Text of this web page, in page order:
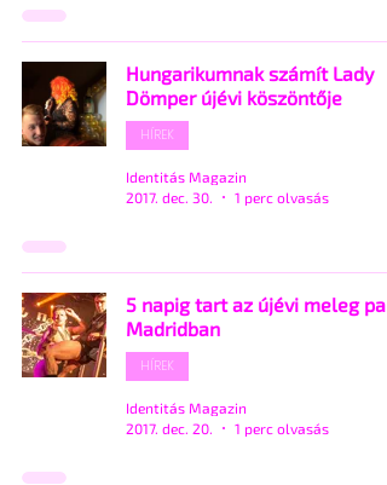
Hungarikumnak számít Lady
Dömper újévi köszöntője
HÍREK
Identitás Magazin
2017. dec. 30.
1 perc olvasás
5 napig tart az újévi meleg
Madridban
HÍREK
Identitás Magazin
2017. dec. 20.
1 perc olvasás